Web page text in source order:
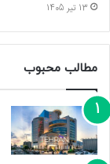
13 تیر 1405
مطالب محبوب